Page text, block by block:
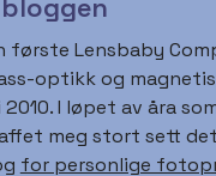
første Lensbaby
optikk og
I løpet av åra
meg stort sett
for personlige